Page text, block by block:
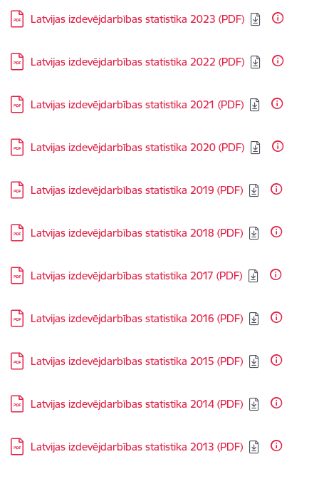
Lejupielādēt:
Latvijas izdevējdarbības statistika 2023 (PDF)
Lejupielādēt:
Latvijas izdevējdarbības statistika 2022 (PDF)
Lejupielādēt:
Latvijas izdevējdarbības statistika 2021 (PDF)
Lejupielādēt:
Latvijas izdevējdarbības statistika 2020 (PDF)
Lejupielādēt:
Latvijas izdevējdarbības statistika 2019 (PDF)
Lejupielādēt:
Latvijas izdevējdarbības statistika 2018 (PDF)
Lejupielādēt:
Latvijas izdevējdarbības statistika 2017 (PDF)
Lejupielādēt:
Latvijas izdevējdarbības statistika 2016 (PDF)
Lejupielādēt:
Latvijas izdevējdarbības statistika 2015 (PDF)
Lejupielādēt:
Latvijas izdevējdarbības statistika 2014 (PDF)
Lejupielādēt:
Latvijas izdevējdarbības statistika 2013 (PDF)